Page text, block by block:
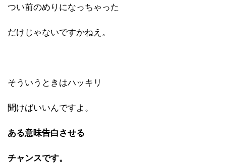
つい前のめりになっちゃった
だけじゃないですかねえ。
そういうときはハッキリ
聞けばいいんですよ。
ある意味告白させる
チャンスです。